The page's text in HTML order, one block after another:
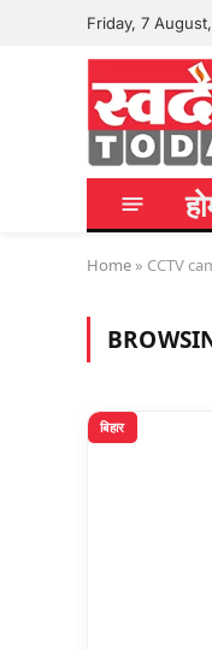
Friday, 7
Home » CCTV
बिहार